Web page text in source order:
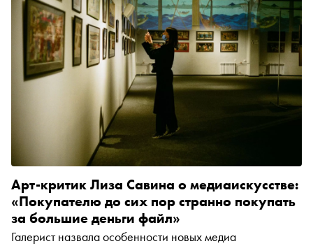
Арт-критик Лиза Савина о медиаискусстве:
«Покупателю до сих пор странно покупать
за большие деньги файл»
Галерист назвала особенности новых медиа